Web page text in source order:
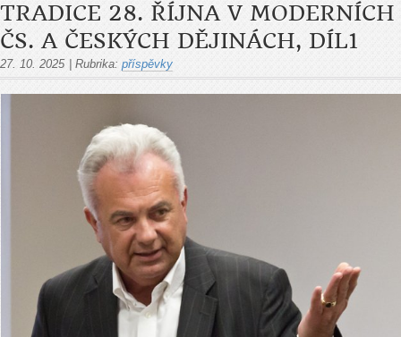
TRADICE 28. ŘÍJNA V MODERNÍCH
ČS. A ČESKÝCH DĚJINÁCH, DÍL1
27. 10. 2025 Rubrika: příspěvky